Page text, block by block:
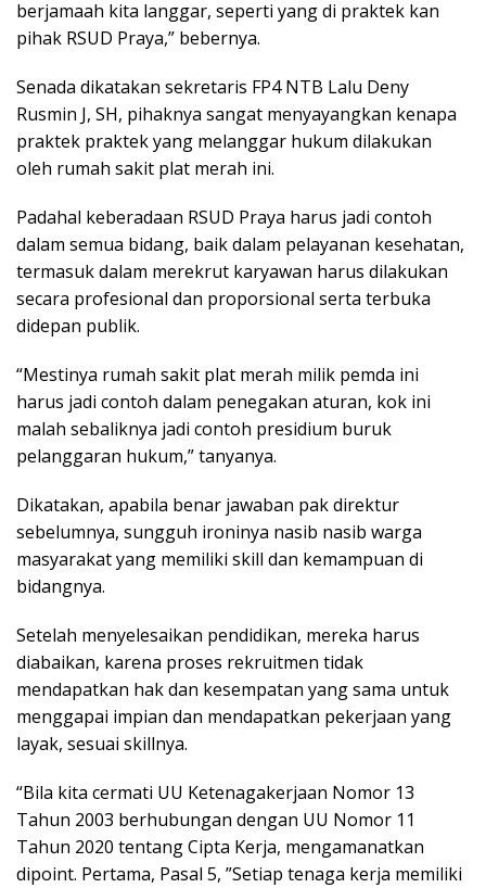
berjamaah kita langgar, seperti yang di praktek kan
pihak RSUD Praya,” bebernya.
Senada dikatakan sekretaris FP4 NTB Lalu Deny
Rusmin J, SH, pihaknya sangat menyayangkan kenapa
praktek praktek yang melanggar hukum dilakukan
oleh rumah sakit plat merah ini.
Padahal keberadaan RSUD Praya harus jadi contoh
dalam semua bidang, baik dalam pelayanan kesehatan,
termasuk dalam merekrut karyawan harus dilakukan
secara profesional dan proporsional serta terbuka
didepan publik.
“Mestinya rumah sakit plat merah milik pemda ini
harus jadi contoh dalam penegakan aturan, kok ini
malah sebaliknya jadi contoh presidium buruk
pelanggaran hukum,” tanyanya.
Dikatakan, apabila benar jawaban pak direktur
sebelumnya, sungguh ironinya nasib nasib warga
masyarakat yang memiliki skill dan kemampuan di
bidangnya.
Setelah menyelesaikan pendidikan, mereka harus
diabaikan, karena proses rekruitmen tidak
mendapatkan hak dan kesempatan yang sama untuk
menggapai impian dan mendapatkan pekerjaan yang
layak, sesuai skillnya.
“Bila kita cermati UU Ketenagakerjaan Nomor 13
Tahun 2003 berhubungan dengan UU Nomor 11
Tahun 2020 tentang Cipta Kerja, mengamanatkan
dipoint. Pertama, Pasal 5, ”Setiap tenaga kerja memiliki